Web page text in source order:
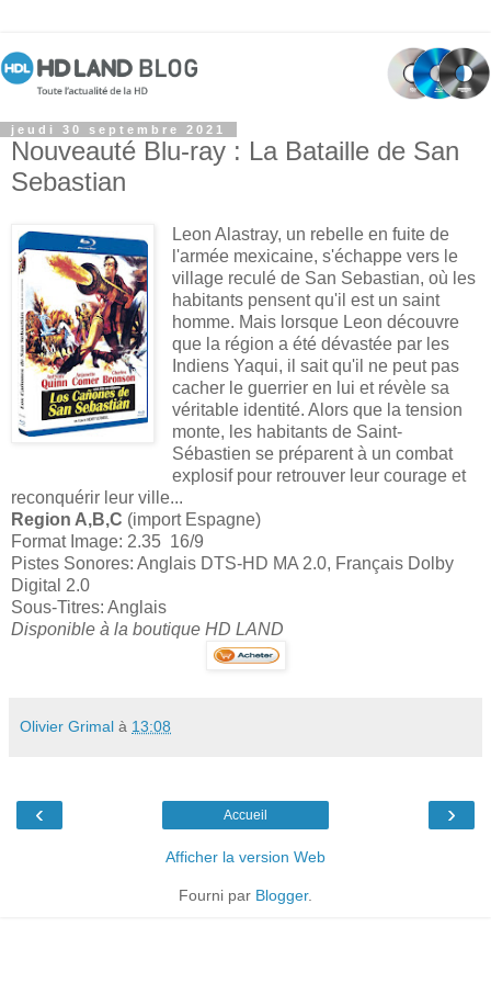
jeudi 30 septembre 2021
Nouveauté Blu-ray : La Bataille de San
Sebastian
Leon Alastray, un rebelle en fuite de
l'armée mexicaine, s'échappe vers le
village reculé de San Sebastian, où les
habitants pensent qu'il est un saint
homme. Mais lorsque Leon découvre
que la région a été dévastée par les
Indiens Yaqui, il sait qu'il ne peut pas
cacher le guerrier en lui et révèle sa
véritable identité. Alors que la tension
monte, les habitants de Saint-
Sébastien se préparent à un combat
explosif pour retrouver leur courage et
reconquérir leur ville...
Region A,B,C (import Espagne)
Format Image: 2.35 16/9
Pistes Sonores: Anglais DTS-HD MA 2.0, Français Dolby
Digital 2.0
Sous-Titres: Anglais
Disponible à la boutique HD LAND
Olivier Grimal à 13:08
‹ ›
Accueil
Afficher la version Web
Fourni par Blogger.